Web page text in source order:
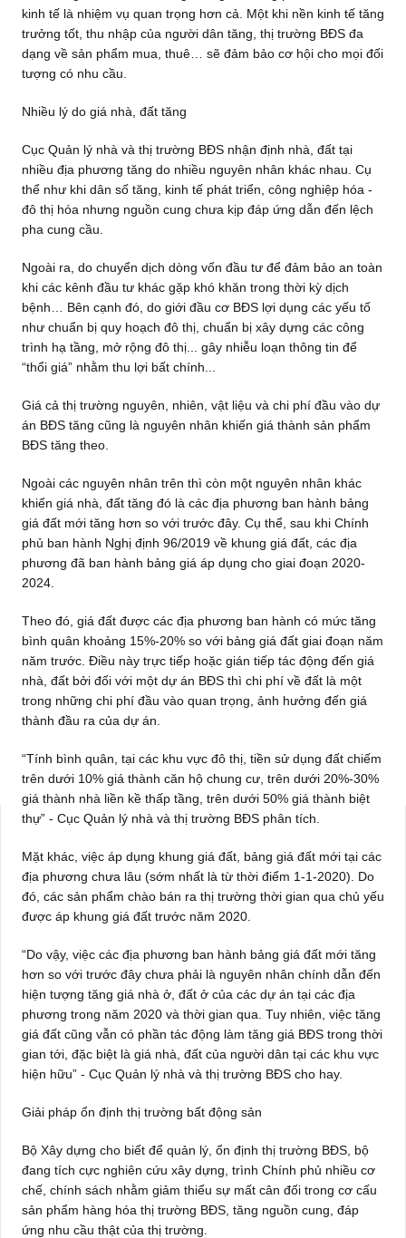
kinh tế là nhiệm vụ quan trọng hơn cả. Một khi nền kinh tế tăng
trưởng tốt, thu nhập của người dân tăng, thị trường BĐS đa
dạng về sản phẩm mua, thuê… sẽ đảm bảo cơ hội cho mọi đối
tượng có nhu cầu.
Nhiều lý do giá nhà, đất tăng
Cục Quản lý nhà và thị trường BĐS nhận định nhà, đất tại
nhiều địa phương tăng do nhiều nguyên nhân khác nhau. Cụ
thể như khi dân số tăng, kinh tế phát triển, công nghiệp hóa -
đô thị hóa nhưng nguồn cung chưa kịp đáp ứng dẫn đến lệch
pha cung cầu.
Ngoài ra, do chuyển dịch dòng vốn đầu tư để đảm bảo an toàn
khi các kênh đầu tư khác gặp khó khăn trong thời kỳ dịch
bệnh… Bên cạnh đó, do giới đầu cơ BĐS lợi dụng các yếu tố
như chuẩn bị quy hoạch đô thị, chuẩn bị xây dựng các công
trình hạ tầng, mở rộng đô thị... gây nhiễu loạn thông tin để
“thổi giá” nhằm thu lợi bất chính...
Giá cả thị trường nguyên, nhiên, vật liệu và chi phí đầu vào dự
án BĐS tăng cũng là nguyên nhân khiến giá thành sản phẩm
BĐS tăng theo.
Ngoài các nguyên nhân trên thì còn một nguyên nhân khác
khiến giá nhà, đất tăng đó là các địa phương ban hành bảng
giá đất mới tăng hơn so với trước đây. Cụ thể, sau khi Chính
phủ ban hành Nghị định 96/2019 về khung giá đất, các địa
phương đã ban hành bảng giá áp dụng cho giai đoạn 2020-
2024.
Theo đó, giá đất được các địa phương ban hành có mức tăng
bình quân khoảng 15%-20% so với bảng giá đất giai đoạn năm
năm trước. Điều này trực tiếp hoặc gián tiếp tác động đến giá
nhà, đất bởi đối với một dự án BĐS thì chi phí về đất là một
trong những chi phí đầu vào quan trọng, ảnh hưởng đến giá
thành đầu ra của dự án.
“Tính bình quân, tại các khu vực đô thị, tiền sử dụng đất chiếm
trên dưới 10% giá thành căn hộ chung cư, trên dưới 20%-30%
giá thành nhà liền kề thấp tầng, trên dưới 50% giá thành biệt
thự” - Cục Quản lý nhà và thị trường BĐS phân tích.
Mặt khác, việc áp dụng khung giá đất, bảng giá đất mới tại các
địa phương chưa lâu (sớm nhất là từ thời điểm 1-1-2020). Do
đó, các sản phẩm chào bán ra thị trường thời gian qua chủ yếu
được áp khung giá đất trước năm 2020.
“Do vậy, việc các địa phương ban hành bảng giá đất mới tăng
hơn so với trước đây chưa phải là nguyên nhân chính dẫn đến
hiện tượng tăng giá nhà ở, đất ở của các dự án tại các địa
phương trong năm 2020 và thời gian qua. Tuy nhiên, việc tăng
giá đất cũng vẫn có phần tác động làm tăng giá BĐS trong thời
gian tới, đặc biệt là giá nhà, đất của người dân tại các khu vực
hiện hữu” - Cục Quản lý nhà và thị trường BĐS cho hay.
Giải pháp ổn định thị trường bất động sản
Bộ Xây dựng cho biết để quản lý, ổn định thị trường BĐS, bộ
đang tích cực nghiên cứu xây dựng, trình Chính phủ nhiều cơ
chế, chính sách nhằm giảm thiểu sự mất cân đối trong cơ cấu
sản phẩm hàng hóa thị trường BĐS, tăng nguồn cung, đáp
ứng nhu cầu thật của thị trường.